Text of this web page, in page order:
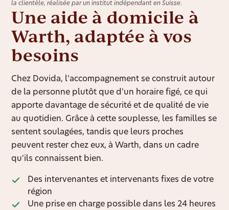
la clientèle, réalisée par un institut indépendant en Suisse.
Une aide à domicile à
Warth, adaptée à vos
besoins
Chez Dovida, l'accompagnement se construit autour
de la personne plutôt que d'un horaire figé, ce qui
apporte davantage de sécurité et de qualité de vie
au quotidien. Grâce à cette souplesse, les familles se
sentent soulagées, tandis que leurs proches
peuvent rester chez eux, à Warth, dans un cadre
qu'ils connaissent bien.
Des intervenantes et intervenants fixes de votre
région
Une prise en charge possible dans les 24 heures